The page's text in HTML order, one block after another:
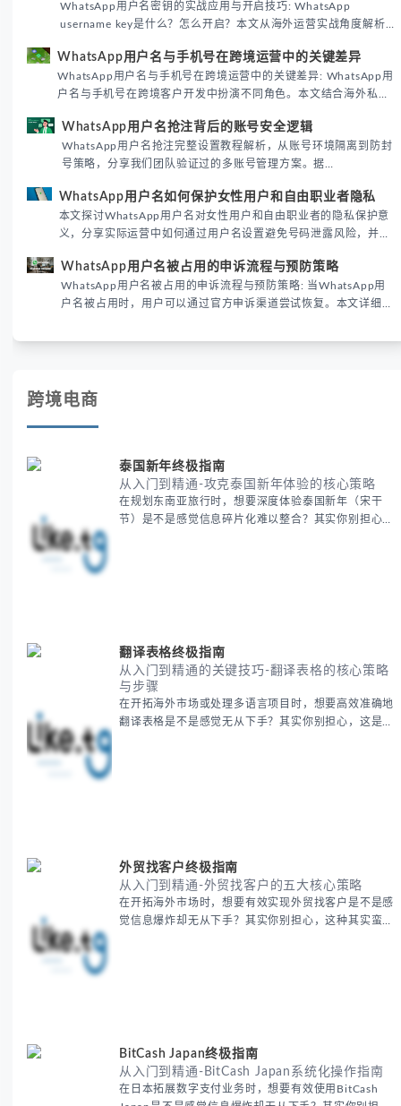
WhatsApp用户名密钥的实战应用与开启技巧: WhatsApp
username key是什么？怎么开启？本文从海外运营实战角度解析
境团队高效触达目标客户。
WhatsApp用户名与手机号在跨境运营中的关键差异
WhatsApp用户名与手机号在跨境运营中的关键差异: WhatsApp用
户名与手机号在跨境客户开发中扮演不同角色。本文结合海外私域
际差异，帮助团队优化WhatsApp营销策略。
WhatsApp用户名抢注背后的账号安全逻辑
WhatsApp用户名抢注完整设置教程解析，从账号环境隔离到防封
号策略，分享我们团队验证过的多账号管理方案。据
性直接影响转化率。
WhatsApp用户名如何保护女性用户和自由职业者隐私
本文探讨WhatsApp用户名对女性用户和自由职业者的隐私保护意
义，分享实际运营中如何通过用户名设置避免号码泄露风险，并提
已成为全球数字沟通的首要考量。
WhatsApp用户名被占用的申诉流程与预防策略
WhatsApp用户名被占用的申诉流程与预防策略: 当WhatsApp用
户名被占用时，用户可以通过官方申诉渠道尝试恢复。本文详细解
账号安全。
跨境电商
泰国新年终极指南
从入门到精通-攻克泰国新年体验的核心策略
在规划东南亚旅行时，想要深度体验泰国新年（宋干
节）是不是感觉信息碎片化难以整合？其实你别担心，
翻译表格终极指南
从入门到精通的关键技巧-翻译表格的核心策略
与步骤
在开拓海外市场或处理多语言项目时，想要高效准确地
翻译表格是不是感觉无从下手？其实你别担心，这是许
外贸找客户终极指南
从入门到精通-外贸找客户的五大核心策略
在开拓海外市场时，想要有效实现外贸找客户是不是感
觉信息爆炸却无从下手？其实你别担心，这种其实蛮多
BitCash Japan终极指南
从入门到精通-BitCash Japan系统化操作指南
在日本拓展数字支付业务时，想要有效使用BitCash